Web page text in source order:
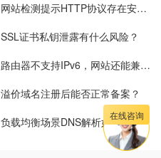
网站检测提示HTTP协议存在安全风险？
SSL证书私钥泄露有什么风险？
路由器不支持IPv6，网站还能兼容吗？
溢价域名注册后能否正常备案？
负载均衡场景DNS解析如何配置？
在线咨询